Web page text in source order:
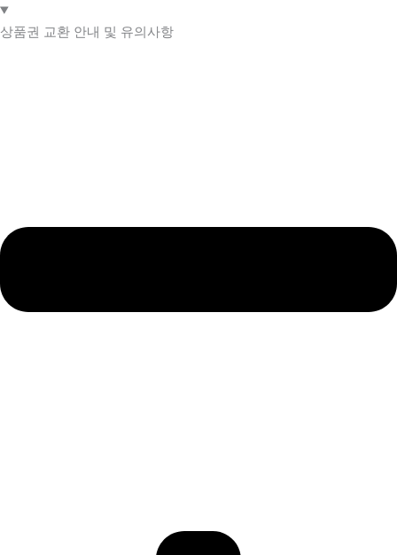
상품권 교환 안내 및 유의사항